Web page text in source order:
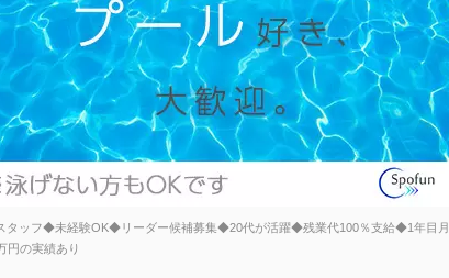
タッフ◆未経験OK◆リーダー候補募集◆20代が活躍◆残業代100％支給◆1年目月
円の実績あり